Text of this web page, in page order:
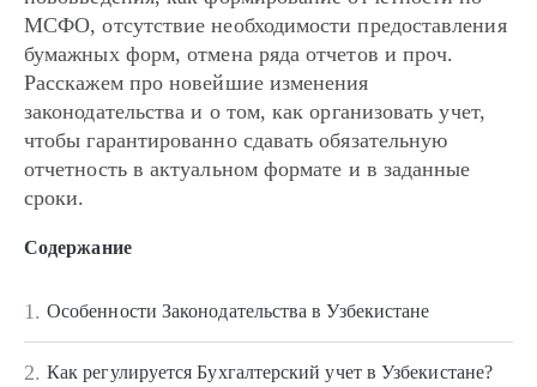
МСФО, отсутствие необходимости предоставления
бумажных форм, отмена ряда отчетов и проч.
Расскажем про новейшие изменения
законодательства и о том, как организовать учет,
чтобы гарантированно сдавать обязательную
отчетность в актуальном формате и в заданные
сроки.
Содержание
1. Особенности Законодательства в Узбекистане
2. Как регулируется Бухгалтерский учет в Узбекистане?